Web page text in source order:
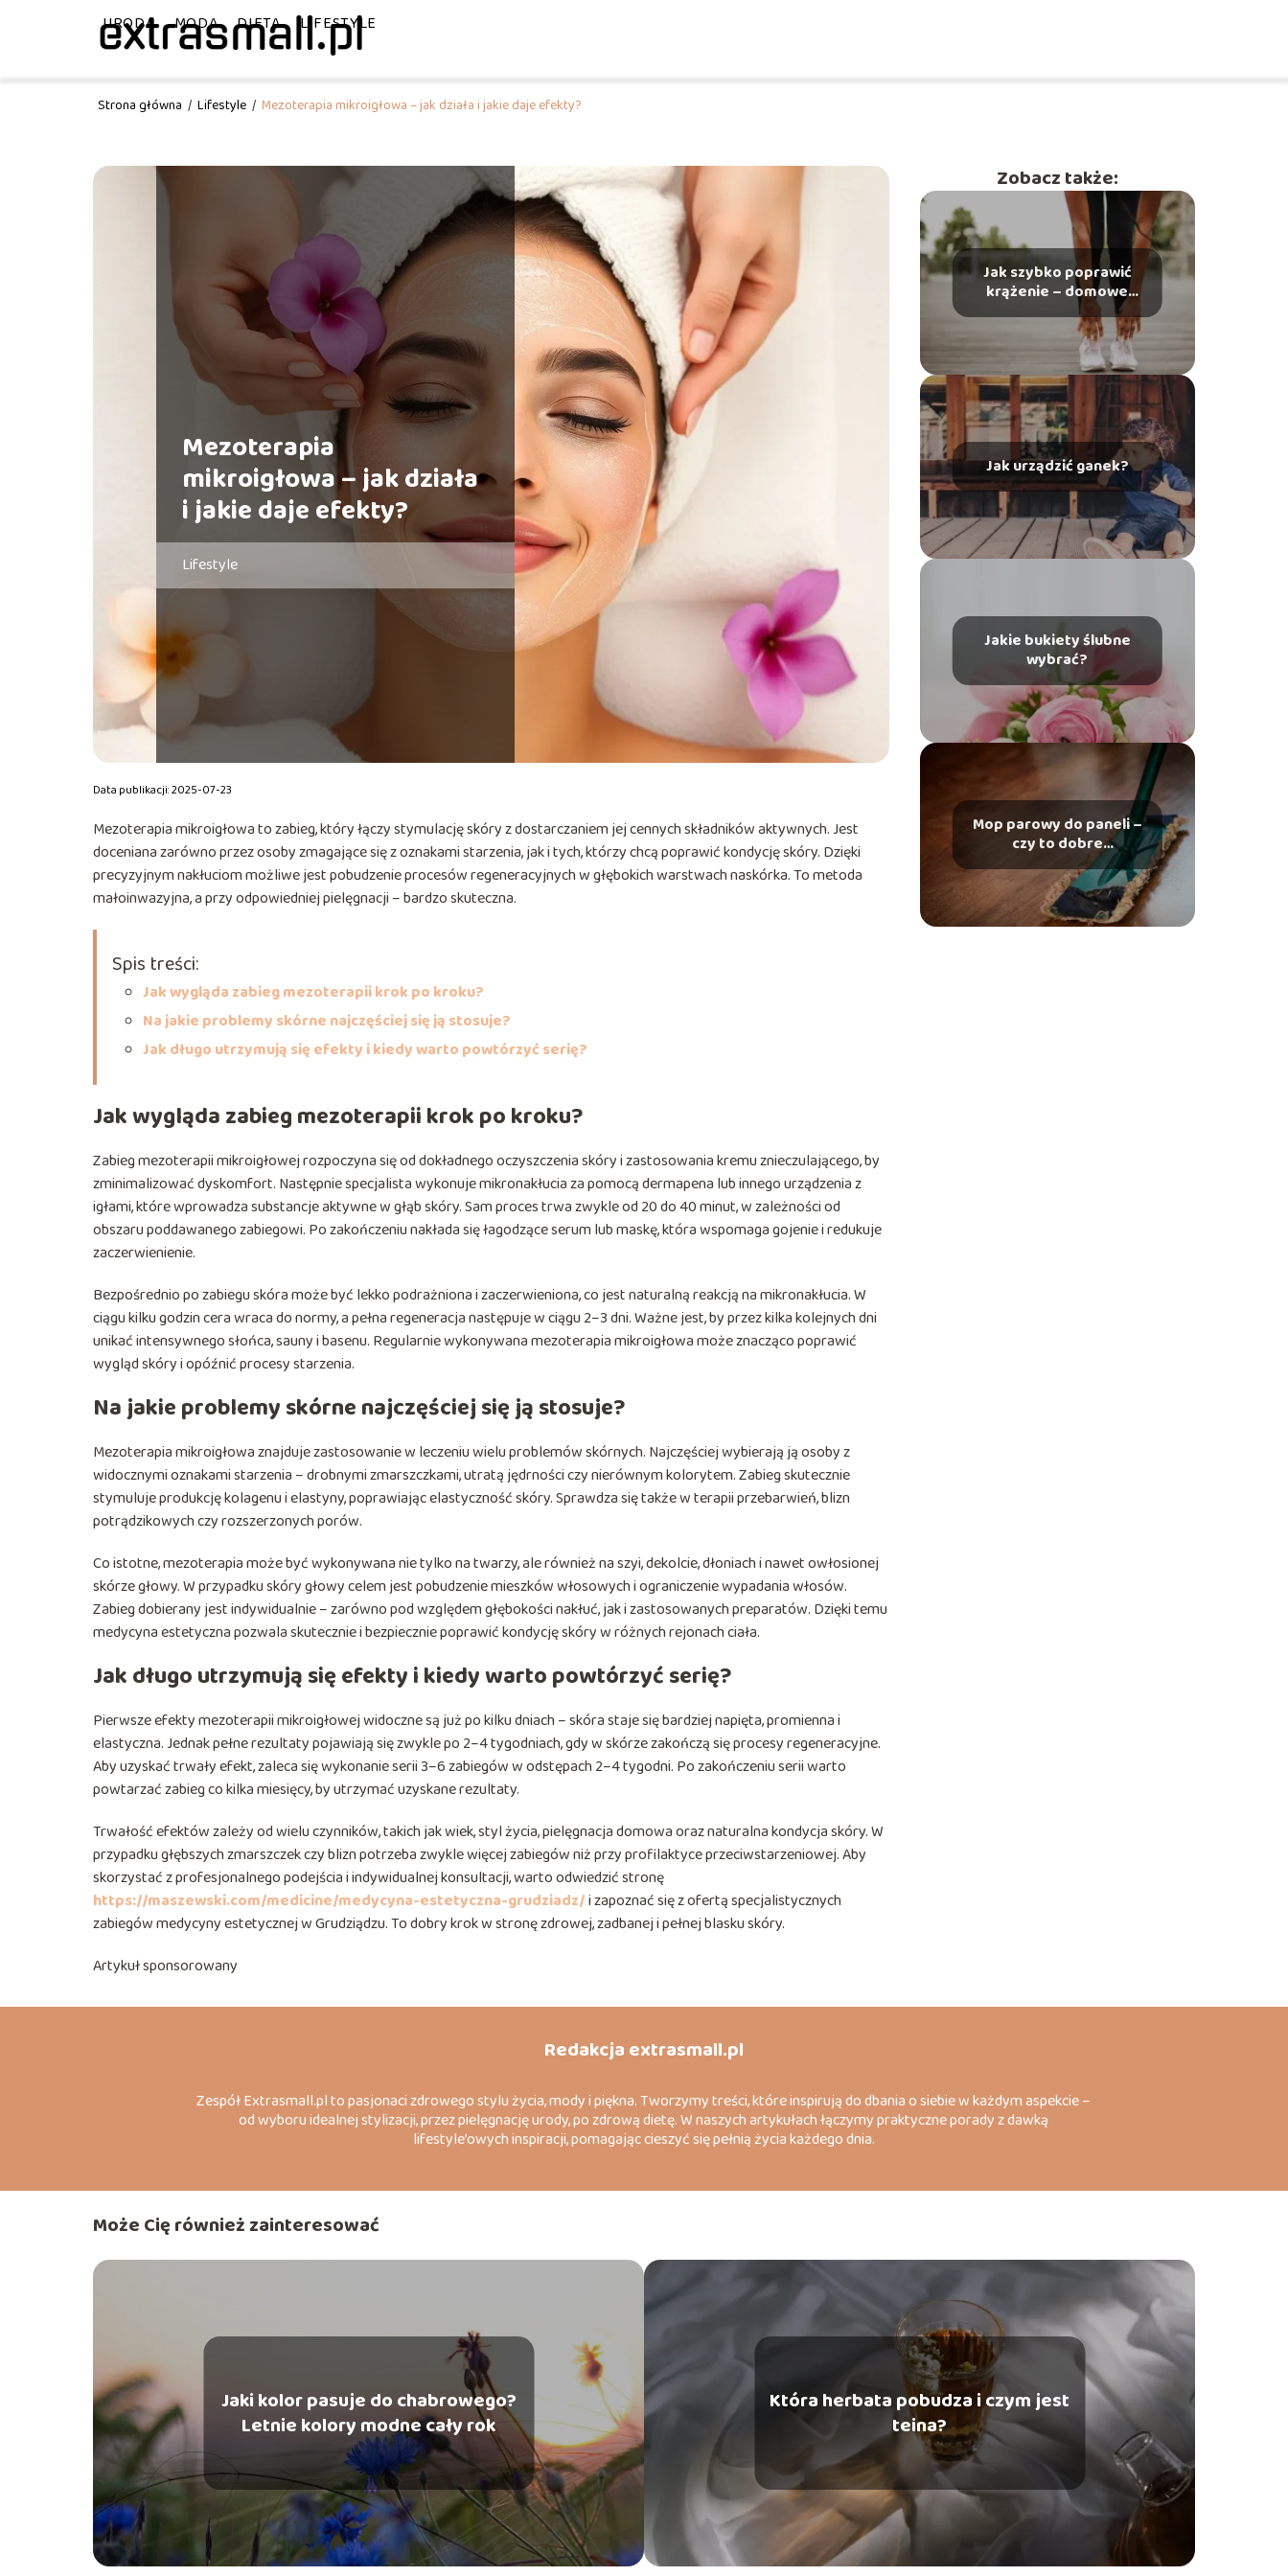
URODA MODA DIETA LIFESTYLE
Strona główna / Lifestyle / Mezoterapia mikroigłowa – jak działa i jakie daje efekty?
Mezoterapia
mikroigłowa – jak działa
i jakie daje efekty?
Lifestyle
Data publikacji: 2025-07-23
Mezoterapia mikroigłowa to zabieg, który łączy stymulację skóry z dostarczaniem jej cennych składników aktywnych. Jest
doceniana zarówno przez osoby zmagające się z oznakami starzenia, jak i tych, którzy chcą poprawić kondycję skóry. Dzięki
precyzyjnym nakłuciom możliwe jest pobudzenie procesów regeneracyjnych w głębokich warstwach naskórka. To metoda
małoinwazyjna, a przy odpowiedniej pielęgnacji – bardzo skuteczna.
Spis treści:
Jak wygląda zabieg mezoterapii krok po kroku?
Na jakie problemy skórne najczęściej się ją stosuje?
Jak długo utrzymują się efekty i kiedy warto powtórzyć serię?
Jak wygląda zabieg mezoterapii krok po kroku?
Zabieg mezoterapii mikroigłowej rozpoczyna się od dokładnego oczyszczenia skóry i zastosowania kremu znieczulającego, by
zminimalizować dyskomfort. Następnie specjalista wykonuje mikronakłucia za pomocą dermapena lub innego urządzenia z
igłami, które wprowadza substancje aktywne w głąb skóry. Sam proces trwa zwykle od 20 do 40 minut, w zależności od
obszaru poddawanego zabiegowi. Po zakończeniu nakłada się łagodzące serum lub maskę, która wspomaga gojenie i redukuje
zaczerwienienie.
Bezpośrednio po zabiegu skóra może być lekko podrażniona i zaczerwieniona, co jest naturalną reakcją na mikronakłucia. W
ciągu kilku godzin cera wraca do normy, a pełna regeneracja następuje w ciągu 2–3 dni. Ważne jest, by przez kilka kolejnych dni
unikać intensywnego słońca, sauny i basenu. Regularnie wykonywana mezoterapia mikroigłowa może znacząco poprawić
wygląd skóry i opóźnić procesy starzenia.
Na jakie problemy skórne najczęściej się ją stosuje?
Mezoterapia mikroigłowa znajduje zastosowanie w leczeniu wielu problemów skórnych. Najczęściej wybierają ją osoby z
widocznymi oznakami starzenia – drobnymi zmarszczkami, utratą jędrności czy nierównym kolorytem. Zabieg skutecznie
stymuluje produkcję kolagenu i elastyny, poprawiając elastyczność skóry. Sprawdza się także w terapii przebarwień, blizn
potrądzikowych czy rozszerzonych porów.
Co istotne, mezoterapia może być wykonywana nie tylko na twarzy, ale również na szyi, dekolcie, dłoniach i nawet owłosionej
skórze głowy. W przypadku skóry głowy celem jest pobudzenie mieszków włosowych i ograniczenie wypadania włosów.
Zabieg dobierany jest indywidualnie – zarówno pod względem głębokości nakłuć, jak i zastosowanych preparatów. Dzięki temu
medycyna estetyczna pozwala skutecznie i bezpiecznie poprawić kondycję skóry w różnych rejonach ciała.
Jak długo utrzymują się efekty i kiedy warto powtórzyć serię?
Pierwsze efekty mezoterapii mikroigłowej widoczne są już po kilku dniach – skóra staje się bardziej napięta, promienna i
elastyczna. Jednak pełne rezultaty pojawiają się zwykle po 2–4 tygodniach, gdy w skórze zakończą się procesy regeneracyjne.
Aby uzyskać trwały efekt, zaleca się wykonanie serii 3–6 zabiegów w odstępach 2–4 tygodni. Po zakończeniu serii warto
powtarzać zabieg co kilka miesięcy, by utrzymać uzyskane rezultaty.
Trwałość efektów zależy od wielu czynników, takich jak wiek, styl życia, pielęgnacja domowa oraz naturalna kondycja skóry. W
przypadku głębszych zmarszczek czy blizn potrzeba zwykle więcej zabiegów niż przy profilaktyce przeciwstarzeniowej. Aby
skorzystać z profesjonalnego podejścia i indywidualnej konsultacji, warto odwiedzić stronę
https://maszewski.com/medicine/medycyna-estetyczna-grudziadz/i zapoznać się z ofertą specjalistycznych
zabiegów medycyny estetycznej w Grudziądzu. To dobry krok w stronę zdrowej, zadbanej i pełnej blasku skóry.
Artykuł sponsorowany
Zobacz także:
Jak szybko poprawić
krążenie – domowe
sposoby na zdrowie
Jak urządzić ganek?
Jakie bukiety ślubne
wybrać?
Mop parowy do paneli –
czy to dobre
rozwiązanie?
Redakcja extrasmall.pl
Zespół Extrasmall.pl to pasjonaci zdrowego stylu życia, mody i piękna. Tworzymy treści, które inspirują do dbania o siebie w każdym aspekcie –
od wyboru idealnej stylizacji, przez pielęgnację urody, po zdrową dietę. W naszych artykułach łączymy praktyczne porady z dawką
lifestyle’owych inspiracji, pomagając cieszyć się pełnią życia każdego dnia.
Może Cię również zainteresować
Jaki kolor pasuje do chabrowego?
Letnie kolory modne cały rok
Która herbata pobudza i czym jest
teina?